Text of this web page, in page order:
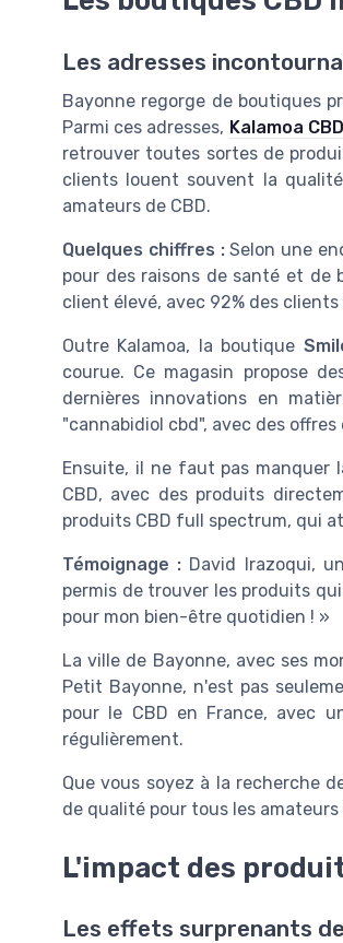
Les adresses
Bayonne regorge de boutiques
Parmi ces adresses, Kalamoa
retrouver toutes sortes de
clients louent souvent la
amateurs de CBD.
Quelques chiffres :Selon une
pour des raisons de santé et
client élevé, avec 92% des
Outre Kalamoa, la boutique
courue. Ce magasin propose
dernières innovations en
"cannabidiol cbd", avec des
Ensuite, il ne faut pas manquer
CBD, avec des produits
produits CBD full spectrum, qui
Témoignage : David Irazoqui,
permis de trouver les produits
pour mon bien-être quotidien ! »
La ville de Bayonne, avec ses
Petit Bayonne, n'est pas
pour le CBD en France, avec
régulièrement.
Que vous soyez à la recherche
de qualité pour tous les amateurs
L'impact des
Les effets surprenants